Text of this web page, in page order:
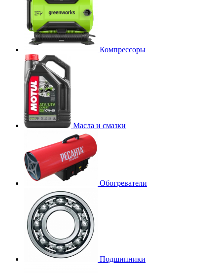
Компрессоры
Масла и смазки
Обогреватели
Подшипники